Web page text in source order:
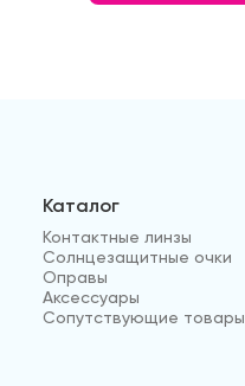
Каталог
Контактные линзы
Солнцезащитные очки
Оправы
Аксессуары
Сопутствующие товары